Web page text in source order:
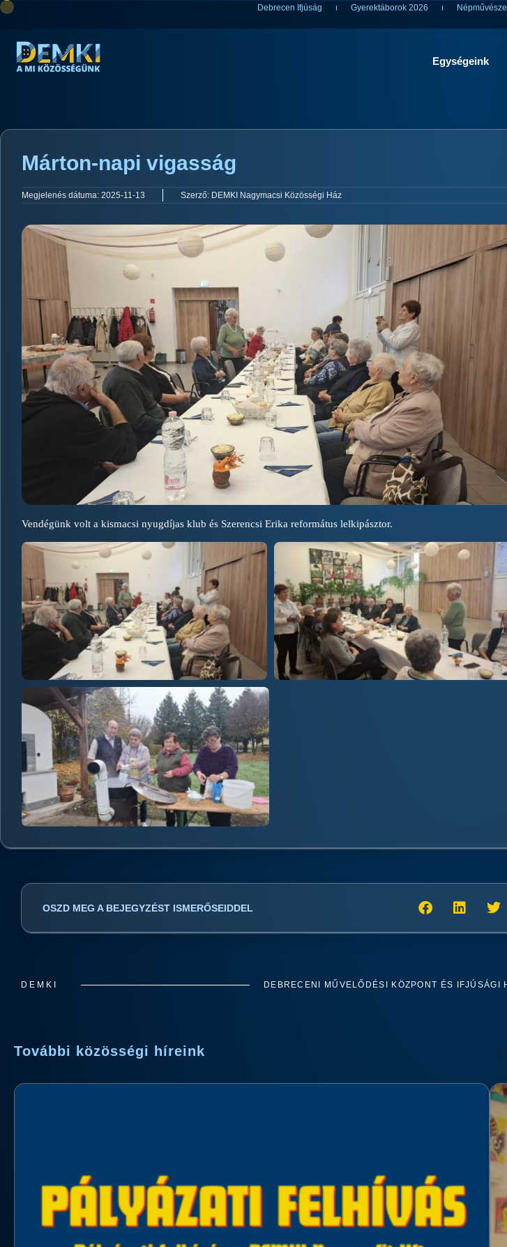
Debrecen Ifjúság Gyerektáborok 2026
Egységeink
Márton-napi vigasság
Megjelenés dátuma: 2025-11-13 Szerző: DEMKI Nagymacsi Közösségi Ház
Vendégünk volt a kismacsi nyugdíjas klub és Szerencsi Erika református lelkipásztor.
OSZD MEG A BEJEGYZÉST ISMERŐSEIDDEL
DEMKI DEBRECENI MŰVELŐDÉSI KÖZPONT ÉS IFJÚSÁGI
További közösségi híreink